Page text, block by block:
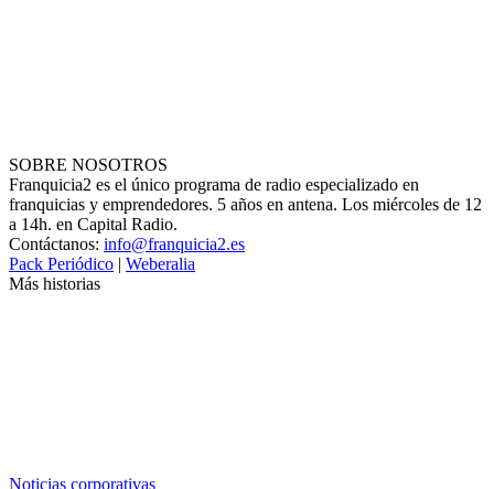
SOBRE NOSOTROS
Franquicia2 es el único programa de radio especializado en
franquicias y emprendedores. 5 años en antena. Los miércoles de 12
a 14h. en Capital Radio.
Contáctanos: info@franquicia2.es
Pack Periódico | Weberalia
Más historias
Noticias corporativas